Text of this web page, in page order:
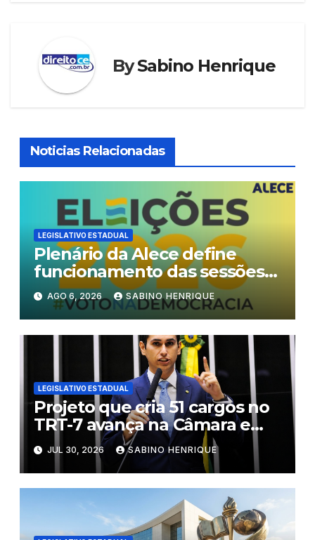
BySabino Henrique
Noticias Relacionadas
LEGISLATIVO ESTADUAL
Plenário da Alece define
funcionamento das sessões
durante o período eleitoral
AGO 6, 2026 SABINO HENRIQUE
LEGISLATIVO ESTADUAL
Projeto que cria 51 cargos no
TRT-7 avança na Câmara e
segue ao Plenário
JUL 30, 2026 SABINO HENRIQUE